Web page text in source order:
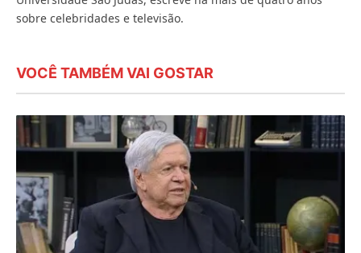
sobre celebridades e televisão.
VOCÊ TAMBÉM VAI GOSTAR